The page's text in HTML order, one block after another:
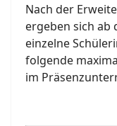
Nach der
ergeben sich ab
einzelne
folgende
im